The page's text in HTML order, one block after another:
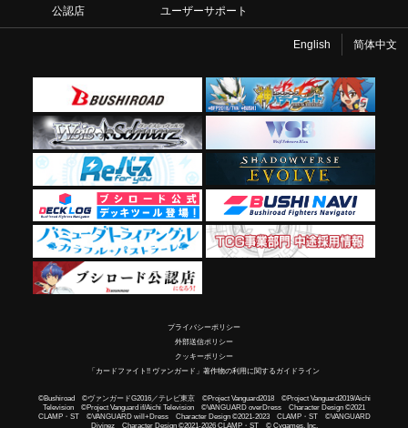
公認店
ユーザーサポート
English 简体中文
プライバシーポリシー
外部送信ポリシー
クッキーポリシー
「カードファイト!! ヴァンガード」著作物の利用に関するガイドライン
©Bushiroad ©ヴァンガードG2016／テレビ東京 ©Project Vanguard2018 ©Project Vanguard2019/Aichi
Television ©Project Vanguard if/Aichi Television ©VANGUARD overDress Character Design ©2021
CLAMP・ST ©VANGUARD will+Dress Character Design ©2021-2023 CLAMP・ST ©VANGUARD
Divinez Character Design ©2021-2026 CLAMP・ST © Cygames, Inc.